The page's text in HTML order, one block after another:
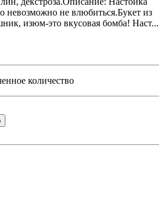
невозможно не влюбиться.Букет из
изюм-это вкусовая бомба! Наст...
количество